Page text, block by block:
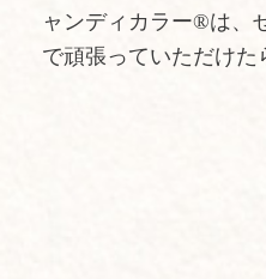
ャンディカラー®️は、
で頑張っていただけた